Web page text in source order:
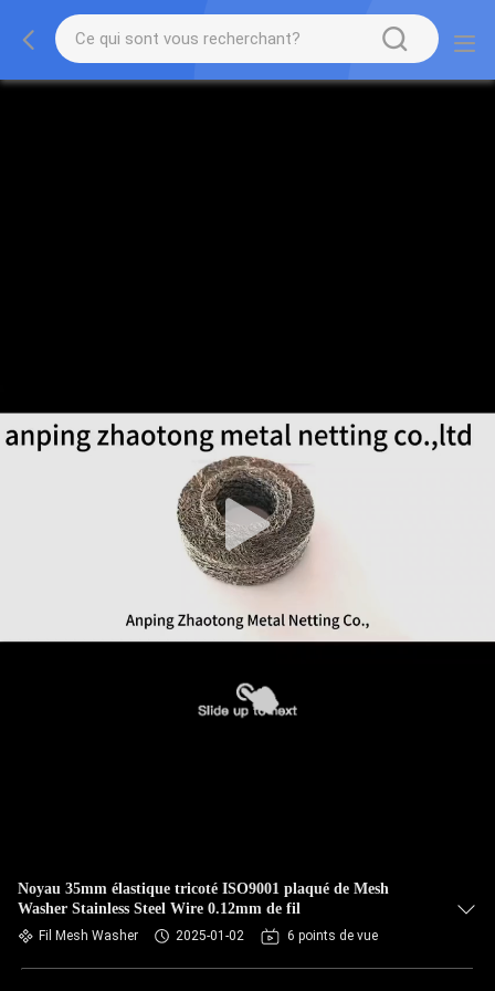
Noyau 35mm élastique tricoté ISO9001 plaqué de Mesh
Washer Stainless Steel Wire 0.12mm de fil
Fil Mesh Washer 2025-01-02 6 points de vue